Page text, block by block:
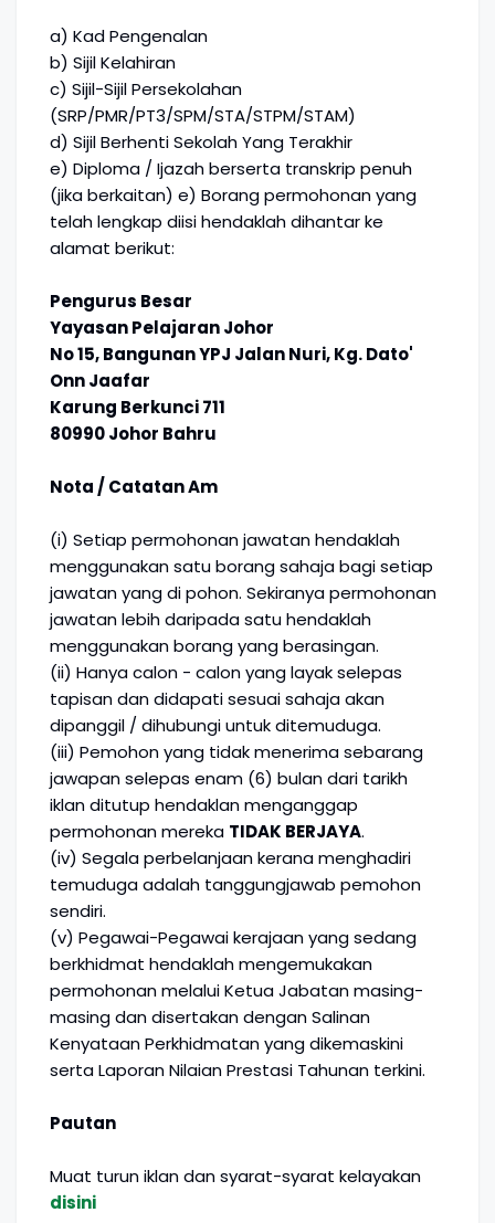
a) Kad Pengenalan
b) Sijil Kelahiran
c) Sijil-Sijil Persekolahan
(SRP/PMR/PT3/SPM/STA/STPM/STAM)
d) Sijil Berhenti Sekolah Yang Terakhir
e) Diploma / Ijazah berserta transkrip penuh
(jika berkaitan) e) Borang permohonan yang
telah lengkap diisi hendaklah dihantar ke
alamat berikut:
Pengurus Besar
Yayasan Pelajaran Johor
No 15, Bangunan YPJ Jalan Nuri, Kg. Dato'
Onn Jaafar
Karung Berkunci 711
80990 Johor Bahru
Nota / Catatan Am
(i) Setiap permohonan jawatan hendaklah
menggunakan satu borang sahaja bagi setiap
jawatan yang di pohon. Sekiranya permohonan
jawatan lebih daripada satu hendaklah
menggunakan borang yang berasingan.
(ii) Hanya calon - calon yang layak selepas
tapisan dan didapati sesuai sahaja akan
dipanggil / dihubungi untuk ditemuduga.
(iii) Pemohon yang tidak menerima sebarang
jawapan selepas enam (6) bulan dari tarikh
iklan ditutup hendaklan menganggap
permohonan mereka TIDAK BERJAYA.
(iv) Segala perbelanjaan kerana menghadiri
temuduga adalah tanggungjawab pemohon
sendiri.
(v) Pegawai-Pegawai kerajaan yang sedang
berkhidmat hendaklah mengemukakan
permohonan melalui Ketua Jabatan masing-
masing dan disertakan dengan Salinan
Kenyataan Perkhidmatan yang dikemaskini
serta Laporan Nilaian Prestasi Tahunan terkini.
Pautan
Muat turun iklan dan syarat-syarat kelayakan
disini